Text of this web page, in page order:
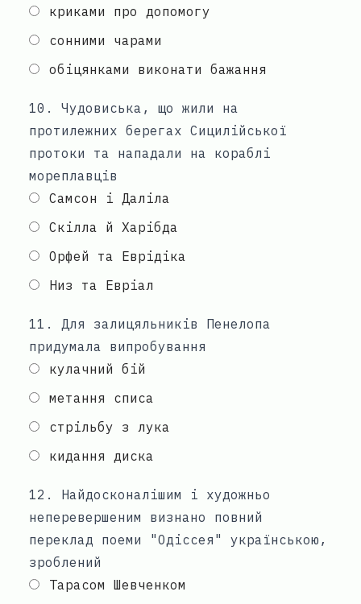
криками про допомогу
сонними чарами
обіцянками виконати бажання
10 . Чудовиська, що жили на
протилежних берегах Сицилійської
протоки та нападали на кораблі
мореплавців
Самсон і Даліла
Скілла й Харібда
Орфей та Еврідіка
Низ та Евріал
11 . Для залицяльників Пенелопа
придумала випробування
кулачний бій
метання списа
стрільбу з лука
кидання диска
12 . Найдосконалішим і художньо
неперевершеним визнано повний
переклад поеми "Одіссея" українською,
зроблений
Тарасом Шевченком